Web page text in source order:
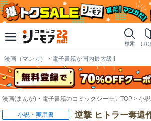
検索 はじ
漫画（マンガ）・電子書籍が国内最大級!!
漫画(まんが)・電子書籍のコミックシーモアTOP 小
逆撃 ヒトラー奪還
小説・実用書